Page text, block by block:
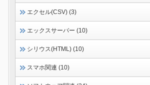
エクセル(CSV) (3)
エックスサーバー (10)
シリウス(HTML) (10)
スマホ関連 (10)